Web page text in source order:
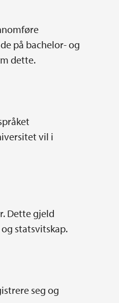
på bachelor- og
dette.
vil i
Dette gjeld
statsvitskap.
seg og